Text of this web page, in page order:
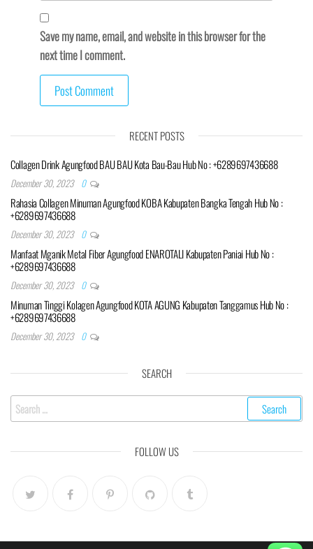
Save my name, email, and website in this browser for the
next time I comment.
RECENT POSTS
Collagen Drink Agungfood BAU BAU Kota Bau-Bau Hub No : +6289697436688
December 30, 2023 0
Rahasia Collagen Minuman Agungfood KOBA Kabupaten Bangka Tengah Hub No :
+6289697436688
December 30, 2023 0
Manfaat Mganik Metal Fiber Agungfood ENAROTALI Kabupaten Paniai Hub No :
+6289697436688
December 30, 2023 0
Minuman Tinggi Kolagen Agungfood KOTA AGUNG Kabupaten Tanggamus Hub No :
+6289697436688
December 30, 2023 0
SEARCH
Search
for:
FOLLOW US